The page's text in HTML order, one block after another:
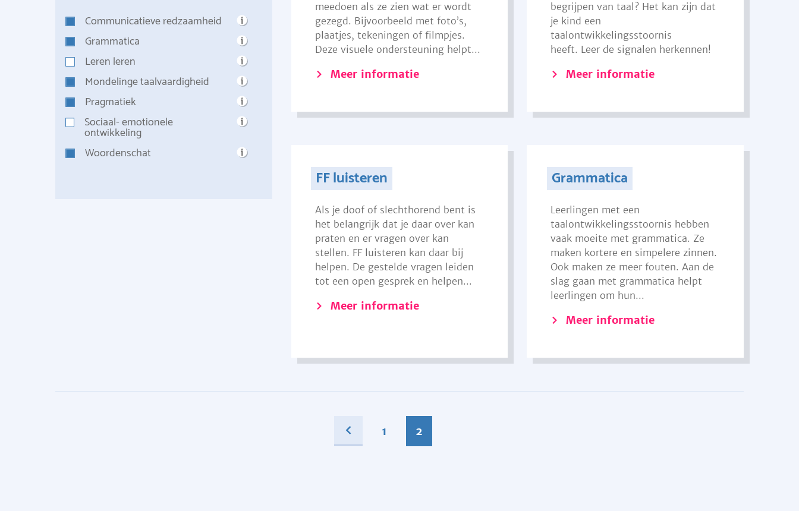
Communicatieve redzaamheid
Grammatica
Leren leren
Mondelinge taalvaardigheid
Pragmatiek
Sociaal- emotionele
ontwikkeling
Woordenschat
meedoen als ze zien wat er wordt
gezegd. Bijvoorbeeld met foto’s,
plaatjes, tekeningen of filmpjes.
Deze visuele ondersteuning helpt...
Meer informatie
begrijpen van taal? Het kan zijn dat
je kind een
taalontwikkelingsstoornis
heeft. Leer de signalen herkennen!
Meer informatie
FF luisteren
Als je doof of slechthorend bent is
het belangrijk dat je daar over kan
praten en er vragen over kan
stellen. FF luisteren kan daar bij
helpen. De gestelde vragen leiden
tot een open gesprek en helpen...
Meer informatie
Grammatica
Leerlingen met een
taalontwikkelingsstoornis hebben
vaak moeite met grammatica. Ze
maken kortere en simpelere zinnen.
Ook maken ze meer fouten. Aan de
slag gaan met grammatica helpt
leerlingen om hun...
Meer informatie
1 2